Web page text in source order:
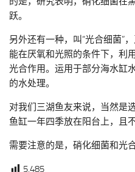
跃。
另外还有一种，叫“光合细菌”
能在厌氧和光照的条件下，利
光合作用。运用于部分海水缸
的水处理。
对我们三湖鱼友来说，当然是
鱼缸一年四季放在阳台上，且
需要注意的是，硝化细菌和光
5,485